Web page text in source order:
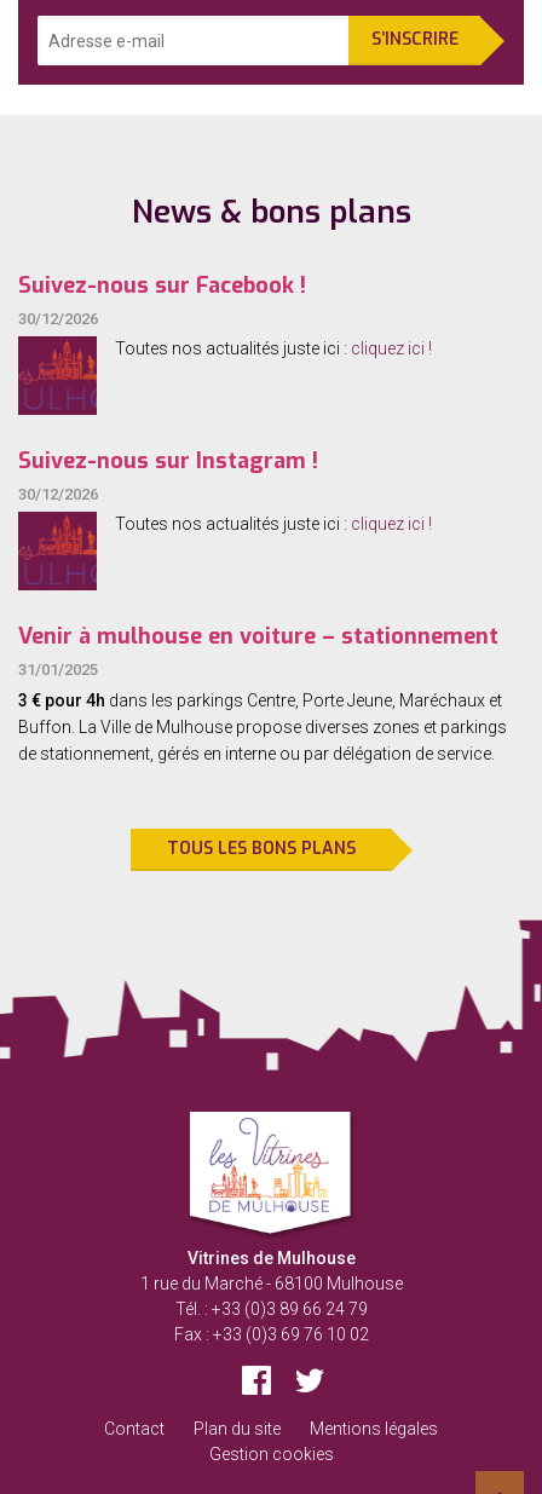
e-
S’INSCRIRE
News & bons plans
Suivez-nous sur Facebook !
30/12/2026
Toutes nos actualités juste ici : cliquez ici !
Suivez-nous sur Instagram !
30/12/2026
Toutes nos actualités juste ici : cliquez ici !
Venir à mulhouse en voiture – stationnement
31/01/2025
3 € pour 4h dans les parkings Centre, Porte Jeune, Maréchaux et
Buffon. La Ville de Mulhouse propose diverses zones et parkings
de stationnement, gérés en interne ou par délégation de service.
TOUS LES BONS PLANS
de
Mulhouse
Vitrines de Mulhouse
1 rue du Marché- 68100 Mulhouse
Tél. : +33 (0)3 89 66 24 79
Fax : +33 (0)3 69 76 10 02
Facebook
Twitter
Contact Plan du site
Mentions légales
Gestion cookies